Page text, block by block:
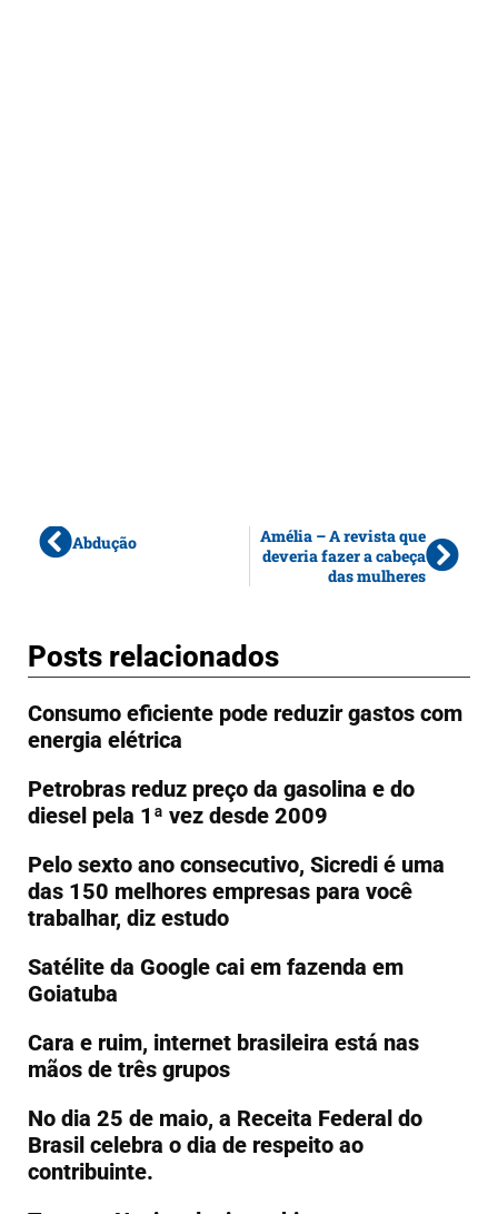
Abdução
Amélia – A revista que
deveria fazer a cabeça
das mulheres
Posts relacionados
Consumo eficiente pode reduzir gastos com
energia elétrica
Petrobras reduz preço da gasolina e do
diesel pela 1ª vez desde 2009
Pelo sexto ano consecutivo, Sicredi é uma
das 150 melhores empresas para você
trabalhar, diz estudo
Satélite da Google cai em fazenda em
Goiatuba
Cara e ruim, internet brasileira está nas
mãos de três grupos
No dia 25 de maio, a Receita Federal do
Brasil celebra o dia de respeito ao
contribuinte.